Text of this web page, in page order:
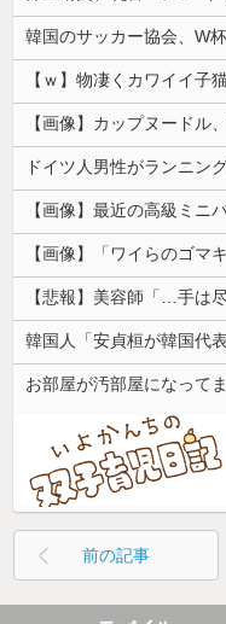
【ｗ】物凄くカワイイ子
【画像】カップヌードル
【画像】最近の高級ミニ
【画像】「ワイらのゴマ
【悲報】美容師「…手
お部屋が汚部屋になってま
前の記事